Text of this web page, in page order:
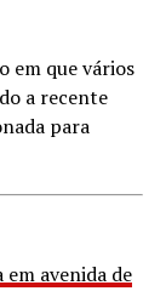
em que vários
a recente
para
avenida de